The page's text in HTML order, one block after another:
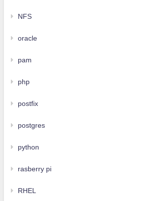
NFS
oracle
pam
php
postfix
postgres
python
rasberry pi
RHEL